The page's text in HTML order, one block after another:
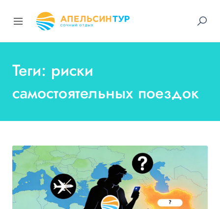
Теги: риски
самостоятельных поездок